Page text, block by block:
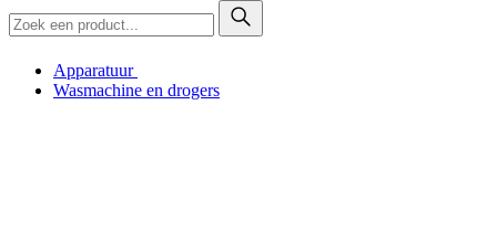
Apparatuur
Wasmachine en drogers